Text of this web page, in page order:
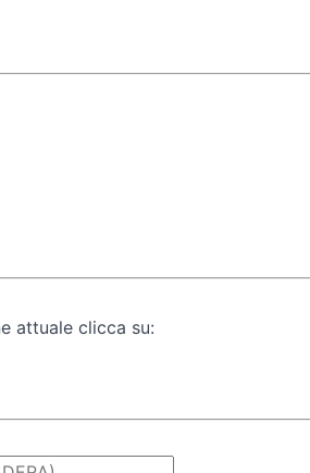
attuale clicca su: